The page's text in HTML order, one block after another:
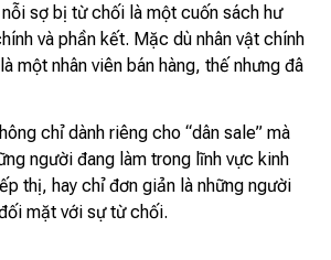
sợ bị từ chối là một cuốn sách hư
và phần kết. Mặc dù nhân vật chính
một nhân viên bán hàng, thế nhưng đâ
chỉ dành riêng cho “dân sale” mà
người đang làm trong lĩnh vực kinh
thị, hay chỉ đơn giản là những người
mặt với sự từ chối.